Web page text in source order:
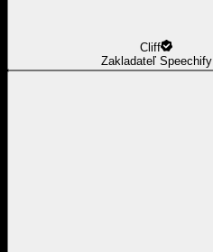
Cliff
Zakladateľ Speechify